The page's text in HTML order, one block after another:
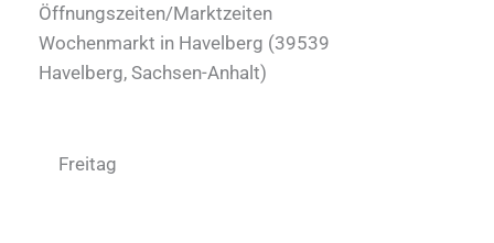
Öffnungszeiten/Marktzeiten
Wochenmarkt in Havelberg (39539
Havelberg, Sachsen-Anhalt)
Freitag